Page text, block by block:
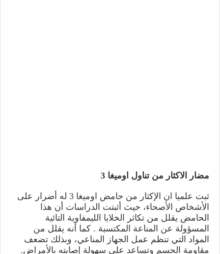
مضار الاكثار من تناول اوميغا 3
ثبت علميا ان الإكثار من حامض اوميغا 3 له أضرار على
الأشخاص الأصحاء، حيث أثبتت الدراسات أن هذا
الحامض يقلل من تكاثر الخلايا الليمفاوية التائية
المسؤولة عن المناعة المكتسبة . كما أنه يقلل من
المواد التي تنظم عمل الجهاز المناعي، وبذلك تضعف
مقاومة الجسم وتساعد على سهولة إصابته بالأمراض.